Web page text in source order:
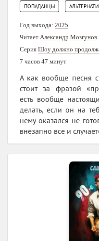
ПОПАДАНЦЫ
Год выхода: 2025
Читает Александр Мозгунов
Серия Шоу должно
7 часов 47 минут
А как вообще песня
стоит за фразой
есть вообще
делать, если он на
нему оказался не
внезапно все и